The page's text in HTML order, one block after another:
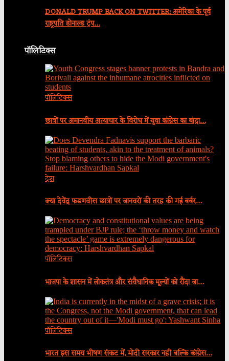
DONALD TRUMP BACK ON TWITTER: अमेरिका के पूर्व
राष्ट्रपति डोनाल्ड ट्रंप…
पॉलिटिक्स
पॉलिटिक्स
छात्रों पर अमानवीय अत्याचार के विरोध में युवा कांग्रेस का बांद्रा…
देश
क्या देवेंद्र फडणवीस छात्रों पर जानवरों की तरह की गई बर्बर…
पॉलिटिक्स
भाजपा के शासन में लोकतंत्र और संवैधानिक मूल्यों को रौंदा जा…
पॉलिटिक्स
भारत इस समय भीषण संकट में, मोदी सरकार नहीं बल्कि कांग्रेस…